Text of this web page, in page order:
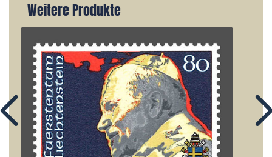
Weitere Produkte